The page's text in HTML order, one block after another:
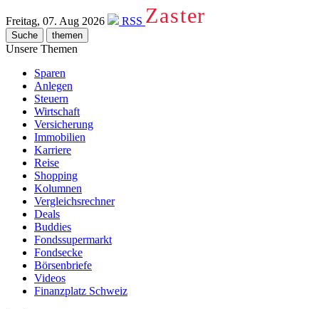
Freitag, 07. Aug 2026 RSS Zaster
Suche themen
Unsere Themen
Sparen
Anlegen
Steuern
Wirtschaft
Versicherung
Immobilien
Karriere
Reise
Shopping
Kolumnen
Vergleichsrechner
Deals
Buddies
Fondssupermarkt
Fondsecke
Börsenbriefe
Videos
Finanzplatz Schweiz